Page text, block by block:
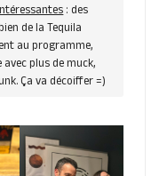
: des
de la Tequila
au programme,
plus de muck,
Ça va décoiffer =)